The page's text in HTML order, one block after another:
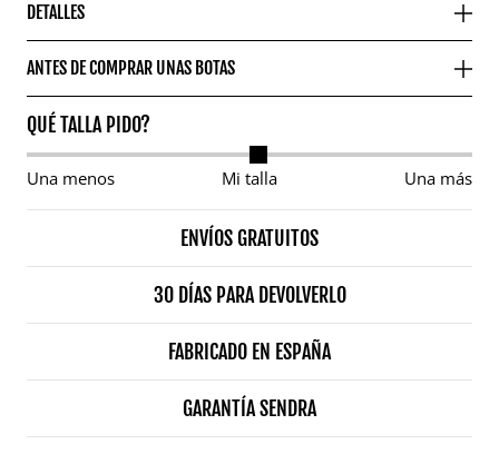
DETALLES
ANTES DE COMPRAR UNAS BOTAS
QUÉ TALLA PIDO?
Una menos Mi talla Una más
ENVÍOS GRATUITOS
30 DÍAS PARA DEVOLVERLO
FABRICADO EN ESPAÑA
GARANTÍA SENDRA